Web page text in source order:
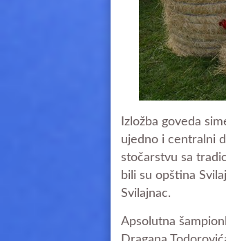
Izložba goveda
ujedno i centralni
stočarstvu sa
bili su opština
Svilajnac.
Apsolutna